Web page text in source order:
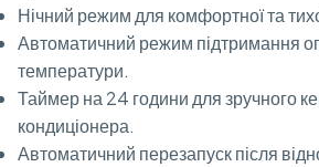
Нічний режим для комфортної та
Автоматичний режим підтримання
температури.
Таймер на 24 години для зручного
кондиціонера.
Автоматичний перезапуск після